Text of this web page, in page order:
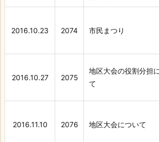
2016.10.23 2074 市民まつり
2016.10.27 2075
地区大会の役割分担
て
2016.11.10 2076 地区大会について